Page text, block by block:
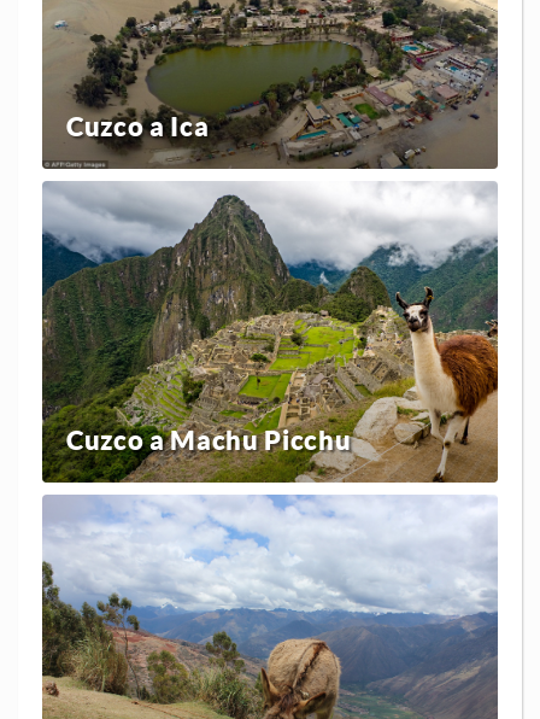
Cuzco a Ica
Cuzco a Machu Picchu